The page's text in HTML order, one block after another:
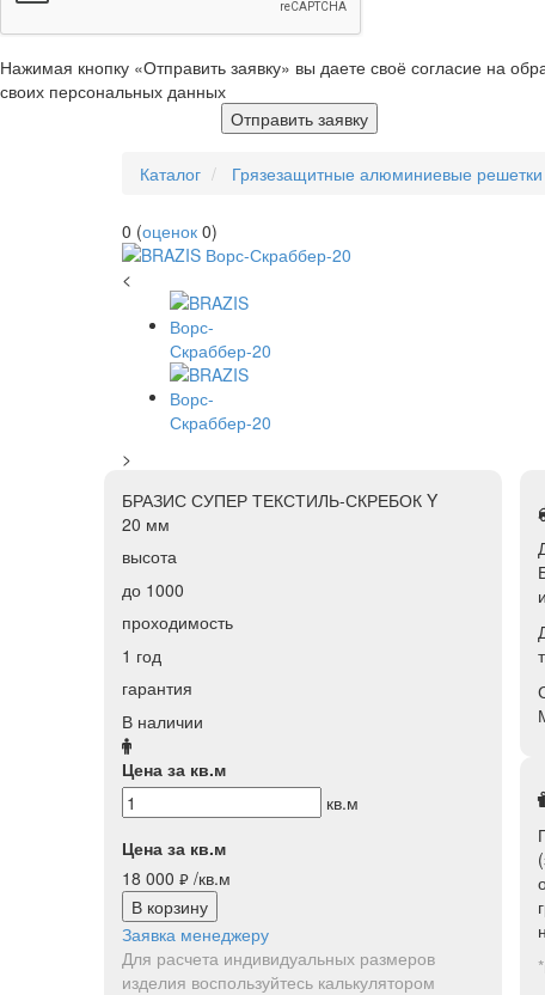
Нажимая кнопку «Отправить заявку» вы даете своё согласие на
своих персональных данных
Отправить заявку
Каталог Грязезащитные алюминиевые решетки
0 (оценок 0)
<
>
БРАЗИС СУПЕР ТЕКСТИЛЬ-СКРЕБОК Y
20 мм
высота
до 1000
проходимость
1 год
гарантия
В наличии
Цена за кв.м
кв.м
Цена за кв.м
18 000 руб. /кв.м
В корзину
Заявка менеджеру
Для расчета индивидуальных размеров
изделия воспользуйтесь калькулятором